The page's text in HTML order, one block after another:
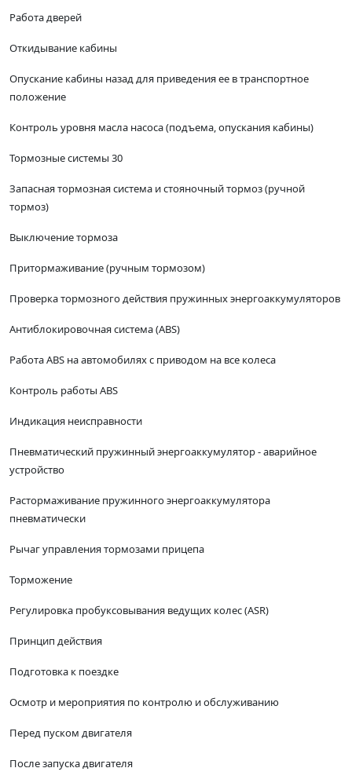
Работа дверей
Откидывание кабины
Опускание кабины назад для приведения ее в транспортное
положение
Контроль уровня масла насоса (подъема, опускания кабины)
Тормозные системы 30
Запасная тормозная система и стояночный тормоз (ручной
тормоз)
Выключение тормоза
Притормаживание (ручным тормозом)
Проверка тормозного действия пружинных энергоаккумуляторов
Антиблокировочная система (ABS)
Работа ABS на автомобилях с приводом на все колеса
Контроль работы ABS
Индикация неисправности
Пневматический пружинный энергоаккумулятор - аварийное
устройство
Растормаживание пружинного энергоаккумулятора
пневматически
Рычаг управления тормозами прицепа
Торможение
Регулировка пробуксовывания ведущих колес (ASR)
Принцип действия
Подготовка к поездке
Осмотр и мероприятия по контролю и обслуживанию
Перед пуском двигателя
После запуска двигателя